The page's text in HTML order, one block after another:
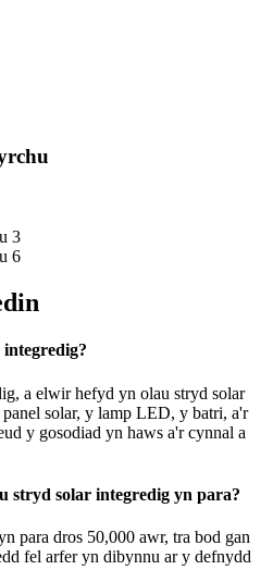
a elwir hefyd yn olau stryd solar
solar, y lamp LED, y batri, a'r
y gosodiad yn haws a'r cynnal a
stryd solar integredig yn para?
para dros 50,000 awr, tra bod gan
fel arfer yn dibynnu ar y defnydd